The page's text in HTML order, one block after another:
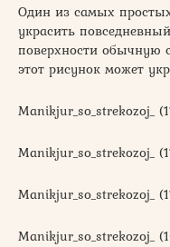
Один из самых
украсить
поверхности обычную
этот рисунок может
Manikjur_so_strekozoj_
Manikjur_so_strekozoj_
Manikjur_so_strekozoj_
Manikjur_so_strekozoj_